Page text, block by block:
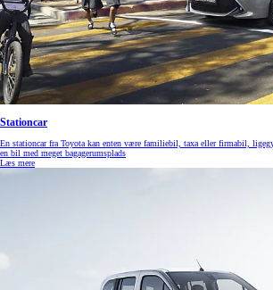
Stationcar
En stationcar fra Toyota kan enten være familiebil, taxa eller firmabil,
en bil med meget bagagerumsplads
Læs mere